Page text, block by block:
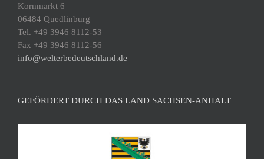
Kornmarkt 6
06484 Quedlinburg
Tel. +49 3946 8112-53
Fax +49 3946 8112-56
info@welterbedeutschland.de
GEFÖRDERT DURCH DAS LAND SACHSEN-ANHALT